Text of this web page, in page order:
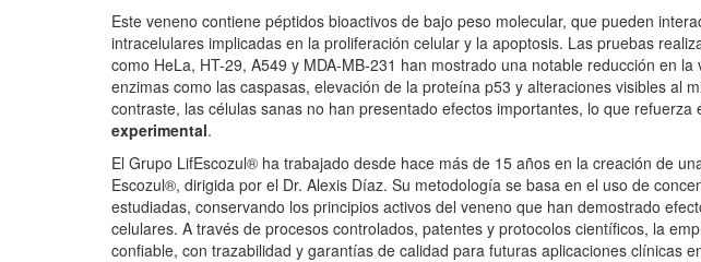
Este veneno contiene péptidos bioactivos de bajo peso molecular, que pueden
intracelulares implicadas en la proliferación celular y la apoptosis. Las pruebas
como HeLa, HT-29, A549 y MDA-MB-231 han mostrado una notable reducción en
enzimas como las caspasas, elevación de la proteína p53 y alteraciones visibles al
contraste, las células sanas no han presentado efectos importantes, lo que refuerza
experimental.
El Grupo LifEscozul® ha trabajado desde hace más de 15 años en la creación de
Escozul®, dirigida por el Dr. Alexis Díaz. Su metodología se basa en el uso de
estudiadas, conservando los principios activos del veneno que han demostrado
celulares. A través de procesos controlados, patentes y protocolos científicos, la
confiable, con trazabilidad y garantías de calidad para futuras aplicaciones clínicas